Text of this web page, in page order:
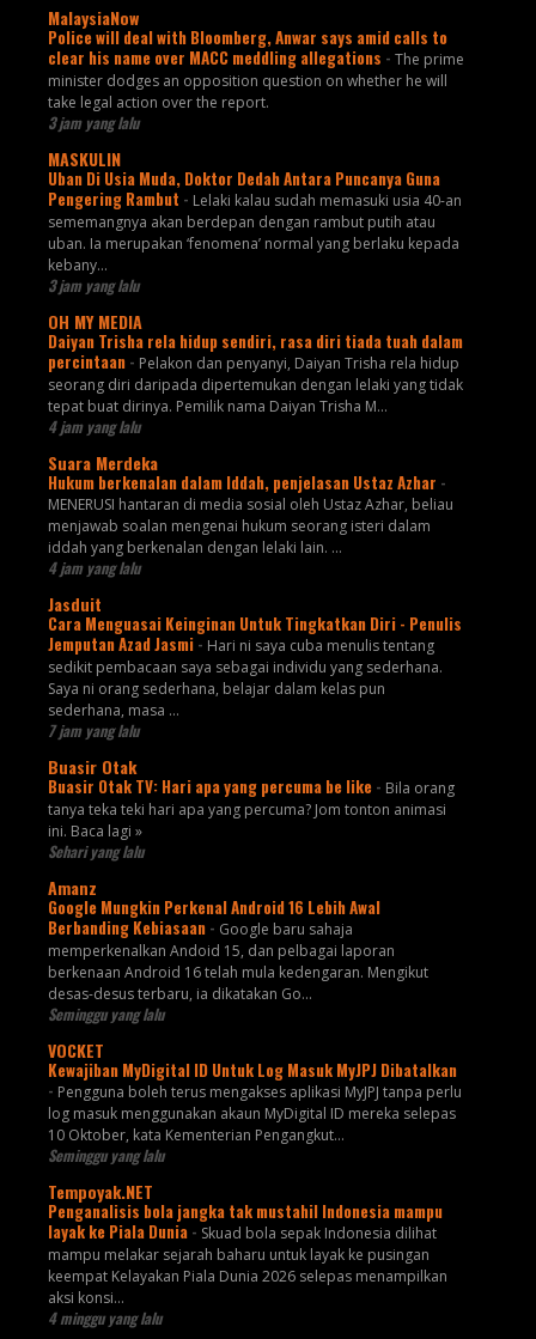
MalaysiaNow
Police will deal with Bloomberg, Anwar says amid calls to
clear his name over MACC meddling allegations - The prime
minister dodges an opposition question on whether he will
take legal action over the report.
3 jam yang lalu
MASKULIN
Uban Di Usia Muda, Doktor Dedah Antara Puncanya Guna
Pengering Rambut - Lelaki kalau sudah memasuki usia 40-an
sememangnya akan berdepan dengan rambut putih atau
uban. Ia merupakan ‘fenomena’ normal yang berlaku kepada
kebany...
3 jam yang lalu
OH MY MEDIA
Daiyan Trisha rela hidup sendiri, rasa diri tiada tuah dalam
percintaan - Pelakon dan penyanyi, Daiyan Trisha rela hidup
seorang diri daripada dipertemukan dengan lelaki yang tidak
tepat buat dirinya. Pemilik nama Daiyan Trisha M...
4 jam yang lalu
Suara Merdeka
Hukum berkenalan dalam Iddah, penjelasan Ustaz Azhar -
MENERUSI hantaran di media sosial oleh Ustaz Azhar, beliau
menjawab soalan mengenai hukum seorang isteri dalam
iddah yang berkenalan dengan lelaki lain. ...
4 jam yang lalu
Jasduit
Cara Menguasai Keinginan Untuk Tingkatkan Diri - Penulis
Jemputan Azad Jasmi - Hari ni saya cuba menulis tentang
sedikit pembacaan saya sebagai individu yang sederhana.
Saya ni orang sederhana, belajar dalam kelas pun
sederhana, masa ...
7 jam yang lalu
Buasir Otak
Buasir Otak TV: Hari apa yang percuma be like - Bila orang
tanya teka teki hari apa yang percuma? Jom tonton animasi
ini. Baca lagi »
Sehari yang lalu
Amanz
Google Mungkin Perkenal Android 16 Lebih Awal
Berbanding Kebiasaan - Google baru sahaja
memperkenalkan Andoid 15, dan pelbagai laporan
berkenaan Android 16 telah mula kedengaran. Mengikut
desas-desus terbaru, ia dikatakan Go...
Seminggu yang lalu
VOCKET
Kewajiban MyDigital ID Untuk Log Masuk MyJPJ Dibatalkan
- Pengguna boleh terus mengakses aplikasi MyJPJ tanpa perlu
log masuk menggunakan akaun MyDigital ID mereka selepas
10 Oktober, kata Kementerian Pengangkut...
Seminggu yang lalu
Tempoyak.NET
Penganalisis bola jangka tak mustahil Indonesia mampu
layak ke Piala Dunia - Skuad bola sepak Indonesia dilihat
mampu melakar sejarah baharu untuk layak ke pusingan
keempat Kelayakan Piala Dunia 2026 selepas menampilkan
aksi konsi...
4 minggu yang lalu